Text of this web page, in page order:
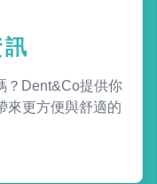
？Dent&Co提供你
來更方便與舒適的